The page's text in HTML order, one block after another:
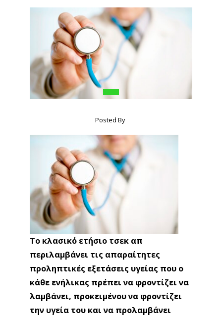
Posted By
Το κλασικό ετήσιο τσεκ απ
περιλαμβάνει τις απαραίτητες
προληπτικές εξετάσεις υγείας που ο
κάθε ενήλικας πρέπει να φροντίζει να
λαμβάνει, προκειμένου να φροντίζει
την υγεία του και να προλαμβάνει